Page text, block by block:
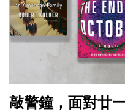
敲警鐘，面對廿